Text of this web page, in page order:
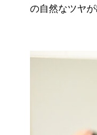
の自然なツヤ